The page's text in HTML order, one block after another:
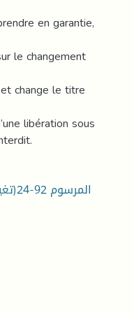
en garantie,
le changement
change le titre
libération sous